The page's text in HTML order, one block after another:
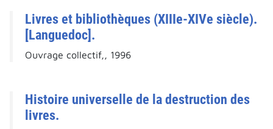
Livres et bibliothèques (XIIIe-XIVe siècle).
[Languedoc].
Ouvrage collectif,, 1996
Histoire universelle de la destruction des
livres.